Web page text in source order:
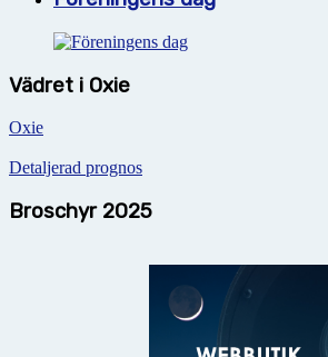
Vädret i Oxie
Oxie
Detaljerad prognos
Broschyr 2025